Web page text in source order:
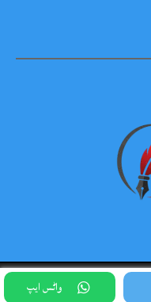
واٹس ایپ
Copyright © 2026-2027,
Designed By